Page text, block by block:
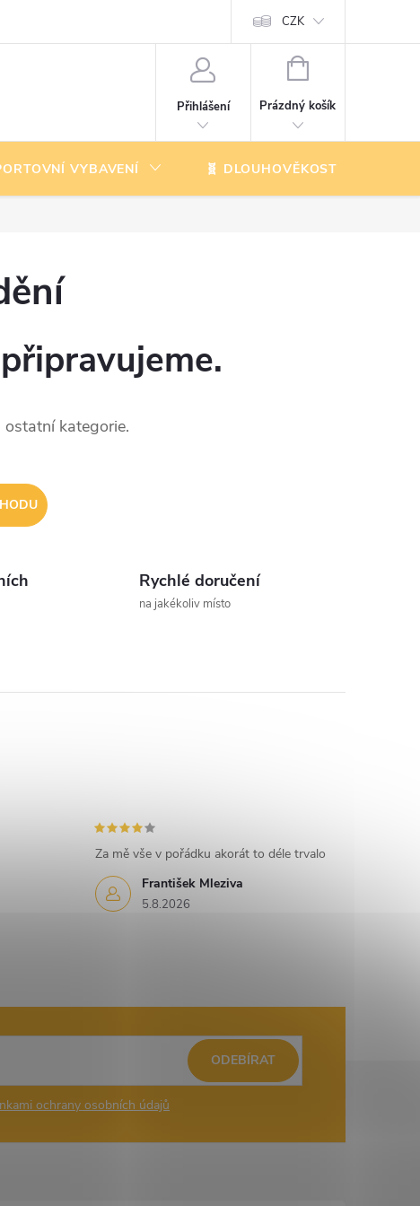
CZK
Přihlášení
NÁKUPNÍ
Prázdný košík
VYBAVENÍ 🧬 DLOUHOVĚKOST
ostatní kategorie.
Rychlé doručení
na jakékoliv místo
František Mleziva
5.8.2026
Za mě vše v pořádku akorát to déle trvalo
ochrany osobních údajů
ODEBÍRAT